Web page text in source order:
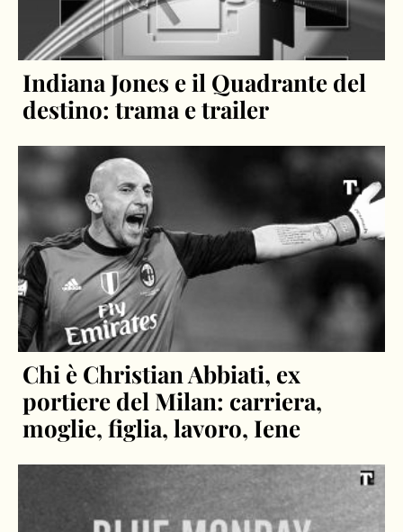
Indiana Jones e il Quadrante del
destino: trama e trailer
Chi è Christian Abbiati, ex
portiere del Milan: carriera,
moglie, figlia, lavoro, Iene